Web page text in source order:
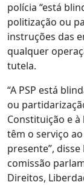
polícia “está
politização ou
instruções das
qualquer
tutela.
“A PSP está
ou
Constituição e à
têm o serviço
presente”,
comissão
Direitos,